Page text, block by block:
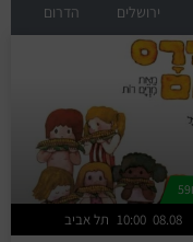
ירושלים
הדרום
תל אביב 10:00 08.08